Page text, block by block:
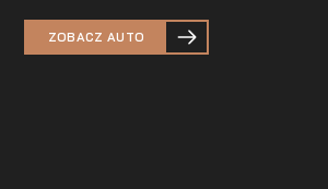
ZOBACZ AUTO